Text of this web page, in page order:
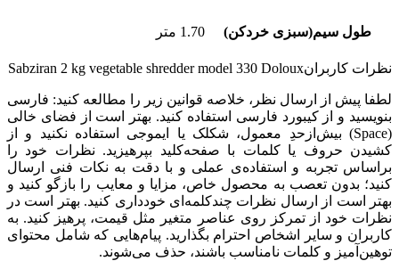
طول سیم(سبزی خردکن) 1.70 متر
نظرات کاربرانSabziran 2 kg vegetable shredder model 330 Doloux
لطفا پیش از ارسال نظر، خلاصه قوانین زیر را مطالعه کنید: فارسی
بنویسید و از کیبورد فارسی استفاده کنید. بهتر است از فضای خالی
(Space) بیش‌از‌حدِ معمول، شکلک یا ایموجی استفاده نکنید و از
کشیدن حروف یا کلمات با صفحه‌کلید بپرهیزید. نظرات خود را
براساس تجربه و استفاده‌ی عملی و با دقت به نکات فنی ارسال
کنید؛ بدون تعصب به محصول خاص، مزایا و معایب را بازگو کنید و
بهتر است از ارسال نظرات چندکلمه‌‌ای خودداری کنید. بهتر است در
نظرات خود از تمرکز روی عناصر متغیر مثل قیمت، پرهیز کنید. به
کاربران و سایر اشخاص احترام بگذارید. پیام‌هایی که شامل محتوای
توهین‌آمیز و کلمات نامناسب باشند، حذف می‌شوند.